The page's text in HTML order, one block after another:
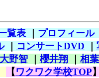
覧表 プロフィール
｜ コンサートDVD
大野智｜ 櫻井翔
相
【ワクワク学校TOP